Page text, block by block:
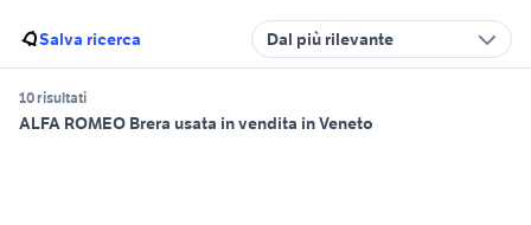
Salva ricerca Dal più rilevante
10 risultati
ALFA ROMEO Brera usata in vendita in Veneto